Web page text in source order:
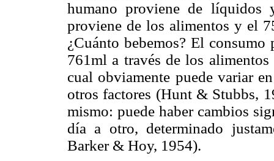
humano proviene de líquidos
proviene de los alimentos y el
¿Cuánto bebemos? El
761ml a través de los
cual obviamente puede variar
otros factores (Hunt & Stubbs,
mismo: puede haber cambios
día a otro, determinado
Barker & Hoy, 1954).